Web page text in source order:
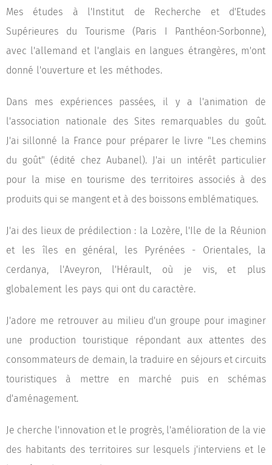
Mes études à l'Institut de Recherche et d'Etudes
Supérieures du Tourisme (Paris I Panthéon-Sorbonne),
avec l'allemand et l'anglais en langues étrangères, m'ont
donné l'ouverture et les méthodes.
Dans mes expériences passées, il y a l'animation de
l'association nationale des Sites remarquables du goût.
J'ai sillonné la France pour préparer le livre "Les chemins
du goût" (édité chez Aubanel). J'ai un intérêt particulier
pour la mise en tourisme des territoires associés à des
produits qui se mangent et à des boissons emblématiques.
J'ai des lieux de prédilection : la Lozère, l'Ile de la Réunion
et les îles en général, les Pyrénées - Orientales, la
Cerdanya, l'Aveyron, l'Hérault, où je vis, et plus
globalement les pays qui ont du caractère.
J'adore me retrouver au milieu d'un groupe pour imaginer
une production touristique répondant aux attentes des
consommateurs de demain, la traduire en séjours et circuits
touristiques à mettre en marché puis en schémas
d'aménagement.
Je cherche l'innovation et le progrès, l'amélioration de la vie
des habitants des territoires sur lesquels j'interviens et le